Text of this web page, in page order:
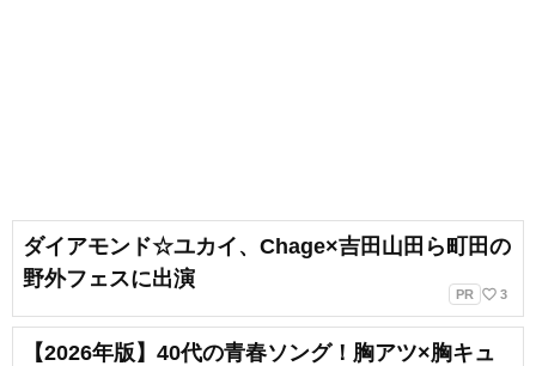
ダイアモンド☆ユカイ、Chage×吉田山田ら町田の
野外フェスに出演
PR favorite_border 3
【2026年版】40代の青春ソング！胸アツ×胸キュ